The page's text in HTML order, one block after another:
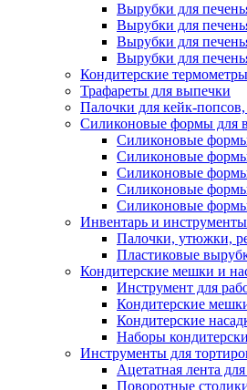
Вырубки для
Вырубки для
Вырубки для
Вырубки для
Кондитерские термометры
Трафареты для выпечки
Палочки для кейк-
Силиконовые формы для
Силиконовые
Силиконовые
Силиконовые
Силиконовые формы
Силиконовые
Инвентарь и
Палочки, утюжки,
Пластиковые
Кондитерские мешки и
Инструмент для
Кондитерские
Кондитерские
Наборы
Инструменты для
Ацетатная лента для
Поворотные